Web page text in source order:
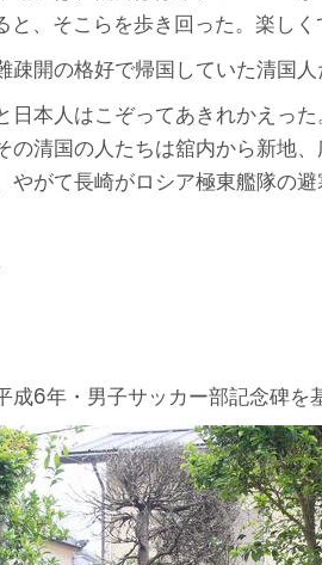
そこらを歩き回った。楽しく
開の格好で帰国していた清国人
本人はこぞってあきれかえっ
清国の人たちは舘内から新地
がて長崎がロシア極東艦隊の
6年・男子サッカー部記念碑を